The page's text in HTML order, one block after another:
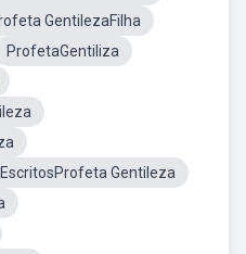
GentilezaFilha
ProfetaGentiliza
EscritosProfeta Gentileza